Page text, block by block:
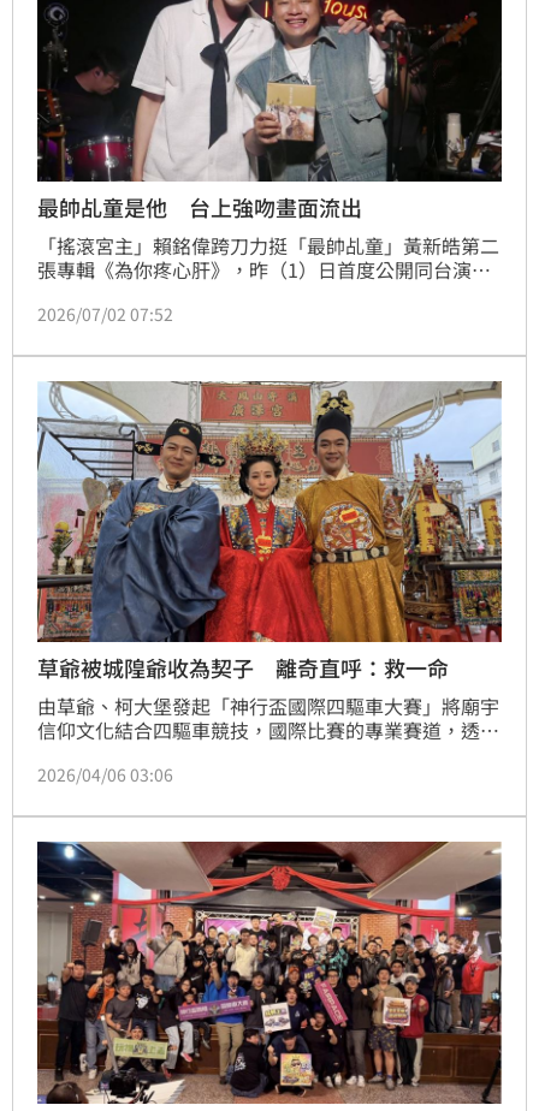
最帥乩童是他 台上強吻畫面流出
「搖滾宮主」賴銘偉跨刀力挺「最帥乩童」黃新皓第二
張專輯《為你疼心肝》，昨（1）日首度公開同台演唱
宮廟負責人的兩人，一開場就以近期最夯的「尬電」向
動成為全場最大亮點。
2026/07/02 07:52
草爺被城隍爺收為契子 離奇直呼：救一命
由草爺、柯大堡發起「神行盃國際四驅車大賽」將廟宇
信仰文化結合四驅車競技，國際比賽的專業賽道，透過
式，讓尬車運動也能祈福！第二屆「神行盃廣澤宮B-
2026/04/06 03:06